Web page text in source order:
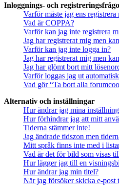
Inloggnings- och
Varför måste jag ens registrera
Vad är COPPA?
Varför kan jag inte registrera
Jag har registrerat mig men
Varför kan jag inte logga in?
Jag har registrerat mig men
Jag har glömt bort mitt
Varför loggas jag ut
Vad gör “Ta bort alla
Alternativ och inställningar
Hur ändrar jag mina
Hur förhindrar jag att mitt
Tiderna stämmer inte!
Jag ändrade tidszon men
Mitt språk finns inte med i
Vad är det för bild som visas
Hur lägger jag till en
Hur ändrar jag min titel?
När jag försöker skicka e-post